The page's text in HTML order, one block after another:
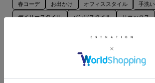
春コーデ お出かけ オフィススタイル 手洗
デイリースタイル パンツスタイル リラックス
シャツ・ブラウス
デニムジャケット